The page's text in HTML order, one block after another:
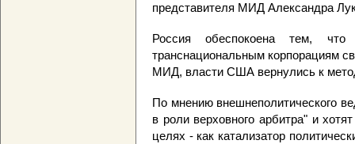
представителя МИД Александра
Россия обеспокоена тем, что
транснациональным корпорациям
МИД, власти США вернулись к
По мнению внешнеполитического
в роли верховного арбитра" и
целях - как катализатор